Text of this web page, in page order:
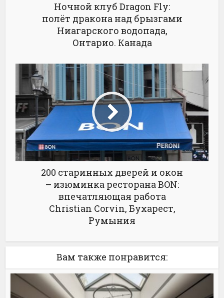
Ночной клуб Dragon Fly:
полёт дракона над брызгами
Ниагарского водопада,
Онтарио. Канада
200 старинных дверей и окон
– изюминка ресторана BON:
впечатляющая работа
Christian Corvin, Бухарест,
Румыния
Вам также понравится: